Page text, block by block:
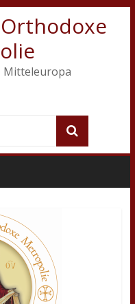
Mitteleuropa